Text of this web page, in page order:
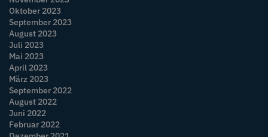
Oktober 2023
September 2023
August 2023
Juli 2023
Mai 2023
April 2023
März 2023
September 2022
August 2022
Juni 2022
Februar 2022